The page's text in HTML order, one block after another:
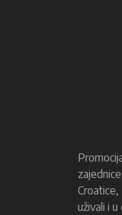
Croatice,
uživali i